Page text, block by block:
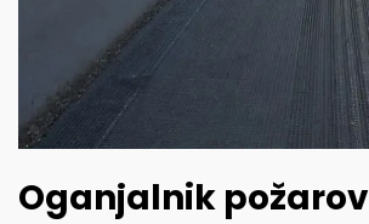
Oganjalnik požarov